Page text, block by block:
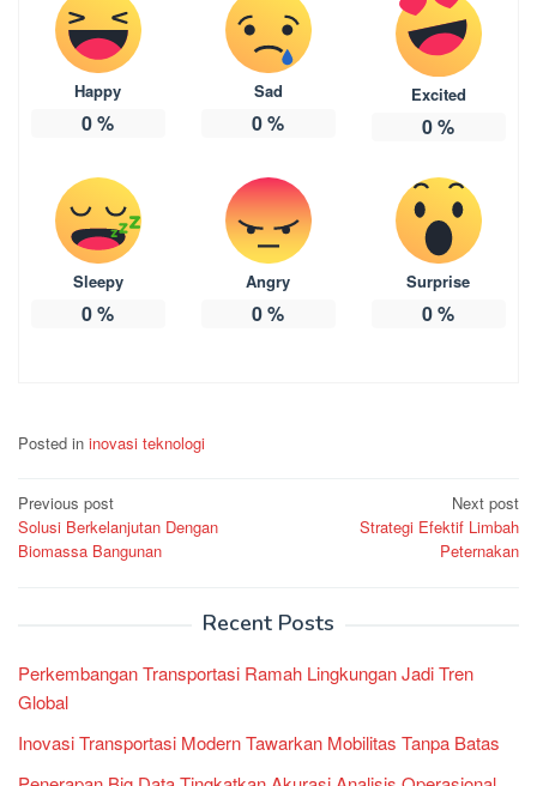
Happy
0%
Sad
0%
Excited
0%
Sleepy
0%
Angry
0%
Surprise
0%
Posted in inovasi teknologi
Post
navigation
Previous post
Solusi Berkelanjutan Dengan
Biomassa Bangunan
Next post
Strategi Efektif Limbah
Peternakan
Recent Posts
Perkembangan Transportasi Ramah Lingkungan Jadi Tren
Global
Inovasi Transportasi Modern Tawarkan Mobilitas Tanpa Batas